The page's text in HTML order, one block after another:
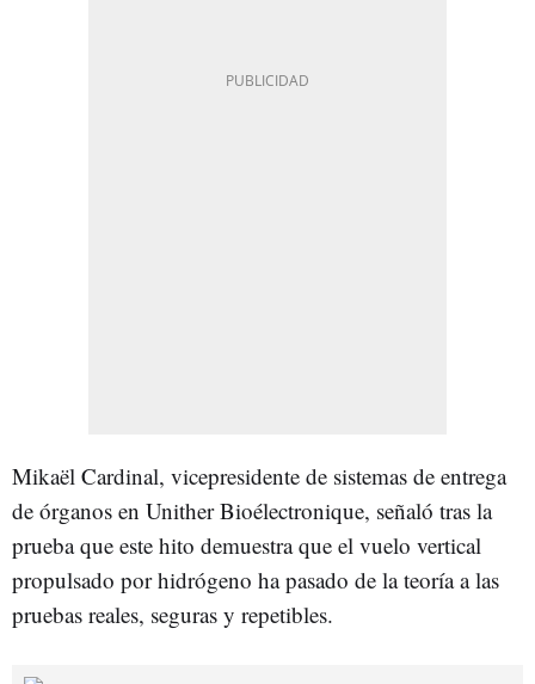
Mikaël Cardinal, vicepresidente de sistemas de entrega
de órganos en Unither Bioélectronique, señaló tras la
prueba que este hito demuestra que el vuelo vertical
propulsado por hidrógeno ha pasado de la teoría a las
pruebas reales, seguras y repetibles.